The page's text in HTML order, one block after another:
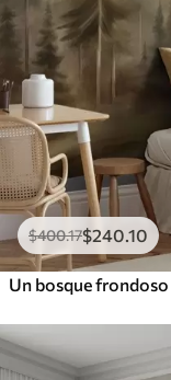
$400.17$240 .10